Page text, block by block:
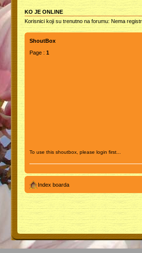
KO JE ONLINE
Korisnici koji su trenutno na forumu: Nema
ShoutBox
Page : 1
To use this shoutbox, please login first...
Index boarda